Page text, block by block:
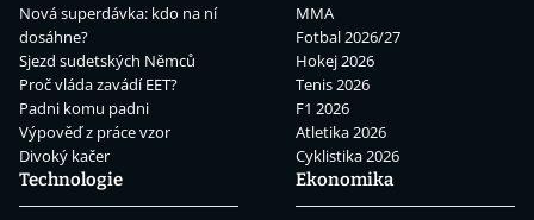
Nová superdávka: kdo na ní
dosáhne?
Sjezd sudetských Němců
Proč vláda zavádí EET?
Padni komu padni
Výpověď z práce vzor
Divoký kačer
MMA
Fotbal 2026/27
Hokej 2026
Tenis 2026
F1 2026
Atletika 2026
Cyklistika 2026
Technologie
Ekonomika